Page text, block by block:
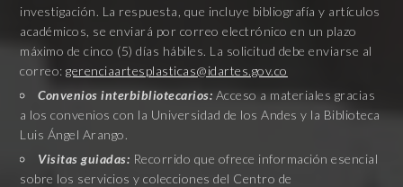
investigación. La respuesta, que incluye bibliografía y artículos
académicos, se enviará por correo electrónico en un plazo
máximo de cinco (5) días hábiles. La solicitud debe enviarse al
correo:gerenciaartesplasticas@idartes.gov.co
Convenios interbibliotecarios: Acceso a materiales gracias
a los convenios con la Universidad de los Andes y la Biblioteca
Luis Ángel Arango.
Visitas guiadas: Recorrido que ofrece información esencial
sobre los servicios y colecciones del Centro de